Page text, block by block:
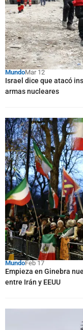
MundoMar 12
Israel dice que atacó
armas nucleares
MundoFeb 17
Empieza en Ginebra
entre Irán y EEUU